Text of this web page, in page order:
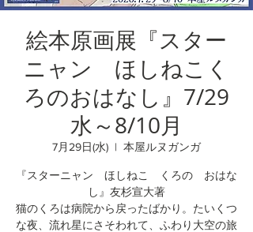
絵本原画展『スター
ニャン ほしねこく
ろのおはなし』7/29
水～8/10月
7月29日(水)
  |
本屋ルヌガンガ
『スターニャン ほしねこ くろの おはな
し』友杉宣大著
猫のくろは病院から戻ったばかり。たいくつ
な夜、流れ星にさそわれて、ふわり大空の旅